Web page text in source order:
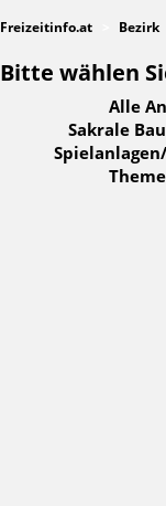
Freizeitinfo.at Bezirk
Bitte wählen
Alle
Sakrale